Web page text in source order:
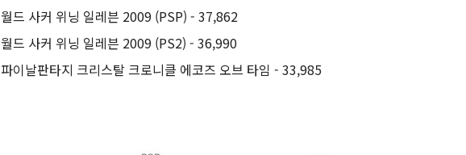
월드 사커 위닝 일레븐 2009 (PSP) - 37,862
월드 사커 위닝 일레븐 2009 (PS2) - 36,990
파이날판타지 크리스탈 크로니클 에코즈 오브 타임 - 33,985